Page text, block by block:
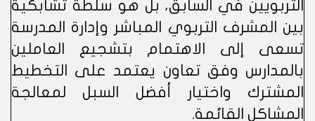
التربويين في السابق، بل هو سلطة تشابكية
بين المشرف التربوي المباشر وإدارة المدرسة
تسعى إلى الاهتمام بتشجيع العاملين
بالمدارس وفق تعاون يعتمد على التخطيط
المشترك واختيار أفضل السبل لمعالجة
المشاكل القائمة.